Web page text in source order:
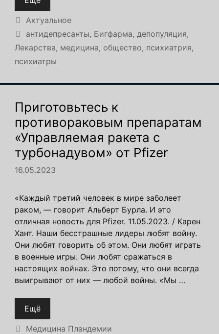
Рубрики
Актуальное
Метки
антидепресанты, Бигфарма, депопуляция,
Лекарства, медицина, общество, психиатрия,
психиатры
Приготовьтесь к
противораковым препаратам
«Управляемая ракета с
турбонадувом» от Pfizer
16.05.2023
«Каждый третий человек в мире заболеет
раком, — говорит Альберт Бурла. И это
отличная новость для Pfizer. 11.05.2023. / Карен
Хант. Наши бесстрашные лидеры любят войну.
Они любят говорить об этом. Они любят играть
в военные игры. Они любят сражаться в
настоящих войнах. Это потому, что они всегда
выигрывают от них — любой войны. «Мы …
Ещё
Рубрики
Медицина Пландемии